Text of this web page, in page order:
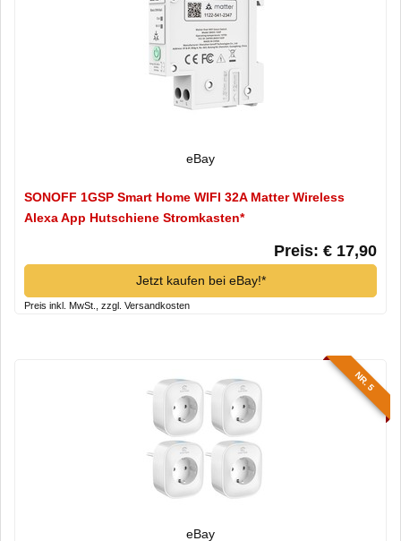
eBay
SONOFF 1GSP Smart Home WIFI 32A Matter Wireless
Alexa App Hutschiene Stromkasten*
Preis: € 17,90
Jetzt kaufen bei eBay!*
Preis inkl. MwSt., zzgl. Versandkosten
NR. 5
eBay